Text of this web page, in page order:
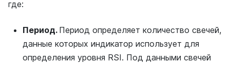
где:
Период. Период определяет количество свечей,
данные которых индикатор использует для
определения уровня RSI. Под данными свечей